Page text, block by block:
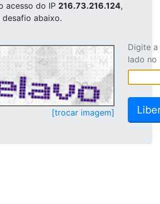
acesso do IP 216.73.216.124,
abaixo.
[trocar imagem]
Digite
lado no